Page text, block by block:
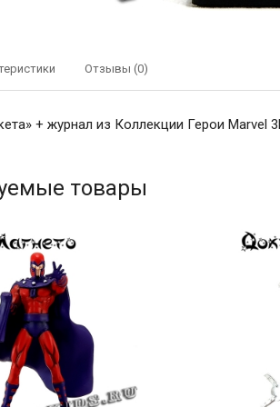
Отзывы (0)
+ журнал из Коллекции Герои Marvel
товары